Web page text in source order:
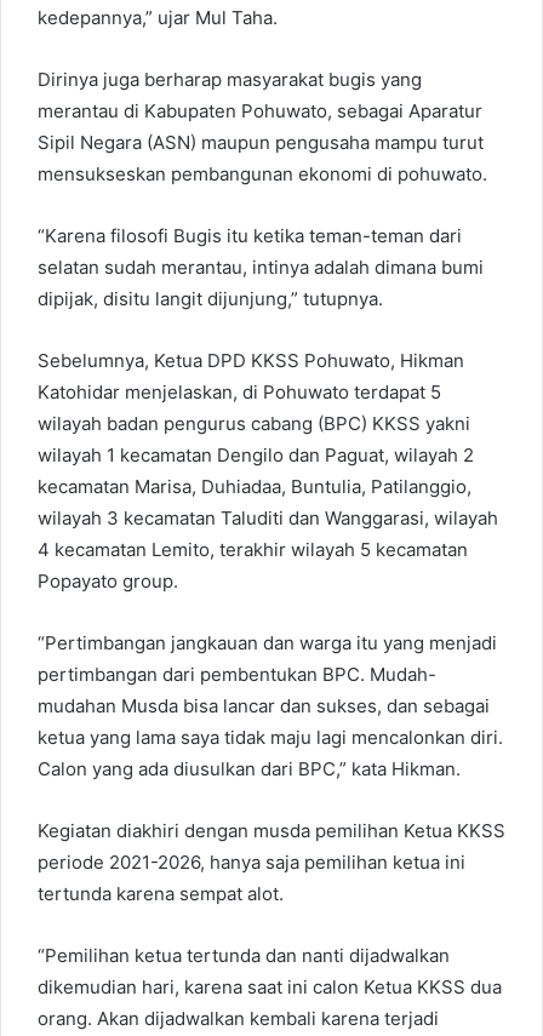
kedepannya,” ujar Mul Taha.
Dirinya juga berharap masyarakat bugis yang
merantau di Kabupaten Pohuwato, sebagai Aparatur
Sipil Negara (ASN) maupun pengusaha mampu turut
mensukseskan pembangunan ekonomi di pohuwato.
“Karena filosofi Bugis itu ketika teman-teman dari
selatan sudah merantau, intinya adalah dimana bumi
dipijak, disitu langit dijunjung,” tutupnya.
Sebelumnya, Ketua DPD KKSS Pohuwato, Hikman
Katohidar menjelaskan, di Pohuwato terdapat 5
wilayah badan pengurus cabang (BPC) KKSS yakni
wilayah 1 kecamatan Dengilo dan Paguat, wilayah 2
kecamatan Marisa, Duhiadaa, Buntulia, Patilanggio,
wilayah 3 kecamatan Taluditi dan Wanggarasi, wilayah
4 kecamatan Lemito, terakhir wilayah 5 kecamatan
Popayato group.
“Pertimbangan jangkauan dan warga itu yang menjadi
pertimbangan dari pembentukan BPC. Mudah-
mudahan Musda bisa lancar dan sukses, dan sebagai
ketua yang lama saya tidak maju lagi mencalonkan diri.
Calon yang ada diusulkan dari BPC,” kata Hikman.
Kegiatan diakhiri dengan musda pemilihan Ketua KKSS
periode 2021-2026, hanya saja pemilihan ketua ini
tertunda karena sempat alot.
“Pemilihan ketua tertunda dan nanti dijadwalkan
dikemudian hari, karena saat ini calon Ketua KKSS dua
orang. Akan dijadwalkan kembali karena terjadi